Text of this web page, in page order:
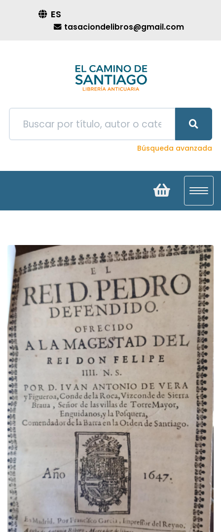
ES
tasaciondelibros@gmail.com
Búsqueda avanzada